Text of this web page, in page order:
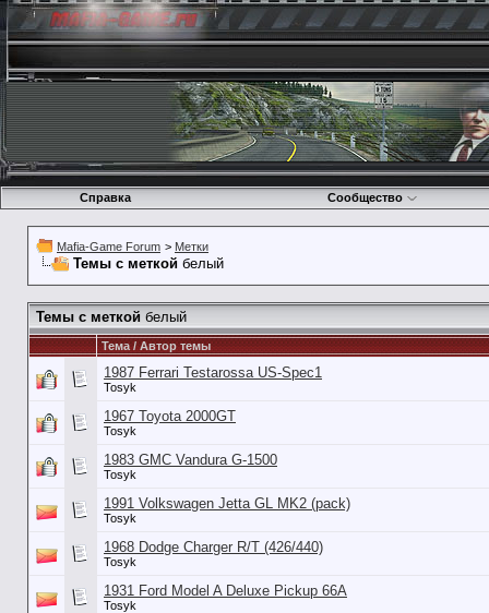
Справка Сообщество
Mafia-Game Forum > Метки
Темы с меткой белый
Темы с меткой белый
Тема / Автор темы
1987 Ferrari Testarossa US-Spec1
Tosyk
1967 Toyota 2000GT
Tosyk
1983 GMC Vandura G-1500
Tosyk
1991 Volkswagen Jetta GL MK2 (pack)
Tosyk
1968 Dodge Charger R/T (426/440)
Tosyk
1931 Ford Model A Deluxe Pickup 66A
Tosyk